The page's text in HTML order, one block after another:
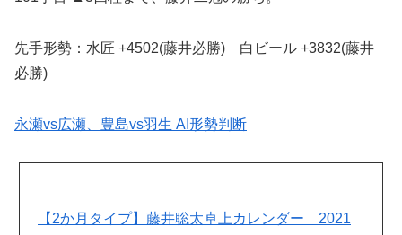
先手形勢：水匠 +4502(藤井必勝) 白ビール +3832(藤井
必勝)
永瀬vs広瀬、豊島vs羽生 AI形勢判断
【2か月タイプ】藤井聡太卓上カレンダー 2021